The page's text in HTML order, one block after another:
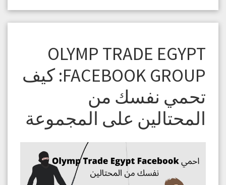
OLYMP TRADE EGYPT
FACEBOOK GROUP: كيف
تحمي نفسك من
المحتالين على المجموعة